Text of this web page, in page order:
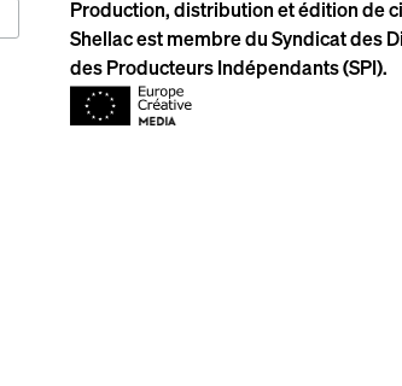
Production, distribution et édition de
Shellac est membre du Syndicat des
des Producteurs Indépendants (SPI).